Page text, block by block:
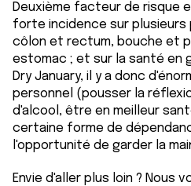
Deuxième facteur de risque
forte incidence sur plusieurs
côlon et rectum, bouche et
estomac ; et sur la santé en
Dry January, il y a donc
personnel (pousser la
d'alcool, être en meilleur
certaine forme de
l'opportunité de garder la
Envie d'aller plus loin ? Nous